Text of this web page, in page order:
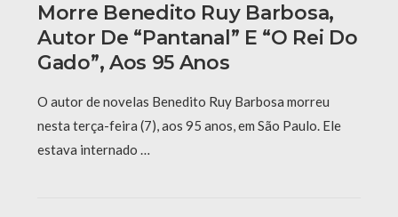
Morre Benedito Ruy Barbosa,
Autor De “Pantanal” E “O Rei Do
Gado”, Aos 95 Anos
O autor de novelas Benedito Ruy Barbosa morreu
nesta terça-feira (7), aos 95 anos, em São Paulo. Ele
estava internado …